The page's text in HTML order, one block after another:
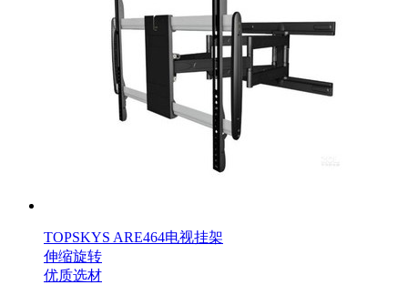
TOPSKYS ARE464电视挂架
伸缩旋转
优质选材